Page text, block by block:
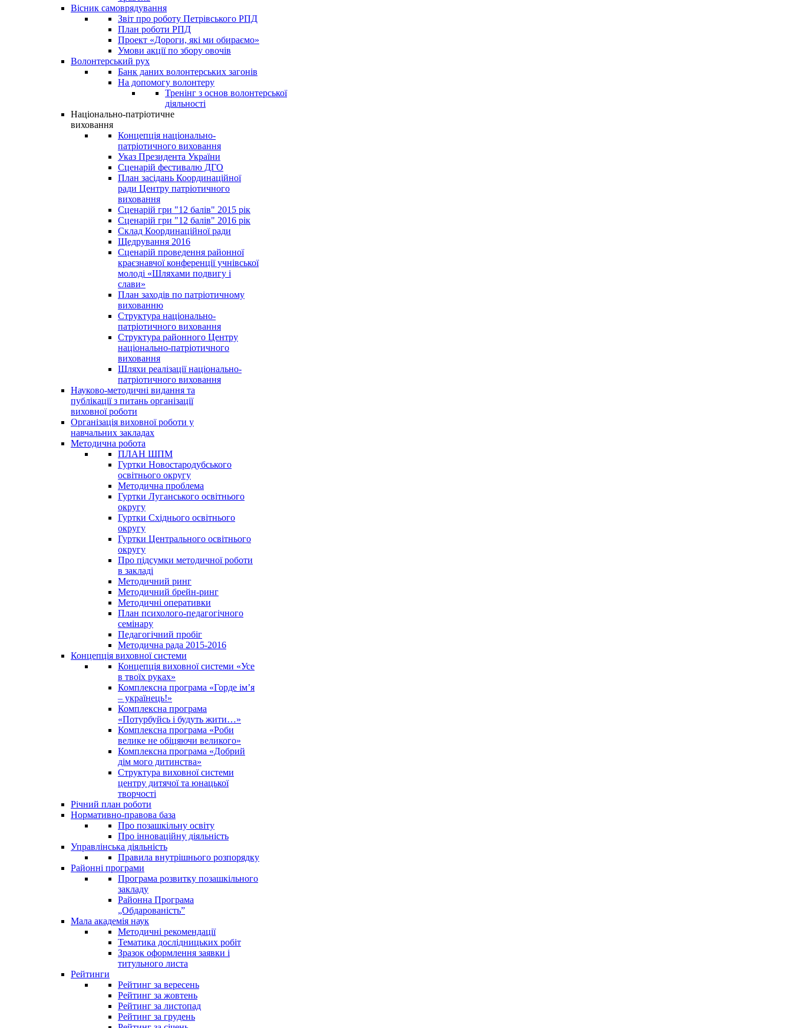
Вісник самоврядування
Звіт про роботу Петрівського РПД
План роботи РПД
Проект «Дороги, які ми обираємо»
Умови акції по збору овочів
Волонтерський рух
Банк даних волонтерських загонів
На допомогу волонтеру
Тренінг з основ волонтерської
діяльності
Національно-патріотичне
виховання
Концепція національно-
патріотичного виховання
Указ Президента України
Сценарій фестивалю ДГО
План засідань Координаційної
ради Центру патріотичного
виховання
Сценарій гри "12 балів" 2015 рік
Сценарій гри "12 балів" 2016 рік
Склад Координаційної ради
Щедрування 2016
Сценарій проведення районної
краєзнавчої конференції учнівської
молоді «Шляхами подвигу і
слави»
План заходів по патріотичному
вихованню
Структура національно-
патріотичного виховання
Структура районного Центру
національно-патріотичного
виховання
Шляхи реалізації національно-
патріотичного виховання
Науково-методичні видання та
публікації з питань організації
виховної роботи
Організація виховної роботи у
навчальних закладах
Методична робота
ПЛАН ШПМ
Гуртки Новостародубського
освітнього округу
Методична проблема
Гуртки Луганського освітнього
округу
Гуртки Східнього освітнього
округу
Гуртки Центрального освітнього
округу
Про підсумки методичної роботи
в закладі
Методичний ринг
Методичний брейн-ринг
Методичні оперативки
План психолого-педагогічного
семінару
Педагогічний пробіг
Методична рада 2015-2016
Концепція виховної системи
Концепція виховної системи «Усе
в твоїх руках»
Комплексна програма «Горде ім’я
– українець!»
Комплексна програма
«Потурбуйсь і будуть жити…»
Комплексна програма «Роби
велике не обіцяючи великого»
Комплексна програма «Добрий
дім мого дитинства»
Структура виховної системи
центру дитячої та юнацької
творчості
Річний план роботи
Нормативно-правова база
Про позашкільну освіту
Про інноваційну діяльність
Управлінська діяльність
Правила внутрішнього розпорядку
Районні програми
Програма розвитку позашкільного
закладу
Районна Програма
„Обдарованість”
Мала академія наук
Методичні рекомендації
Тематика дослідницьких робіт
Зразок оформлення заявки і
титульного листа
Рейтинги
Рейтинг за вересень
Рейтинг за жовтень
Рейтинг за листопад
Рейтинг за грудень